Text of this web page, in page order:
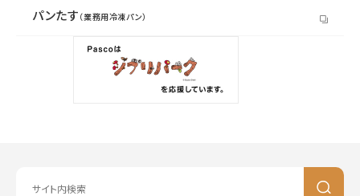
パンたす （業務用冷凍パン）